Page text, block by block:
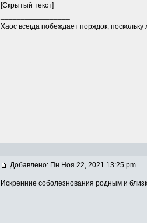
[Скрытый текст]
Хаос всегда побеждает порядок,
Добавлено: Пн Ноя 22, 2021 13:25 pm
Искренние соболезнования родным и